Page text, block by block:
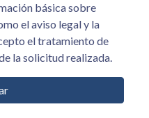
la solicitud realizada.